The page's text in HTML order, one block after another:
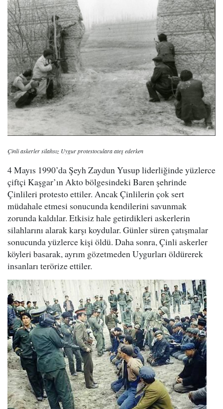
Çinli askerler silahsız Uygur protestoculara ateş ederken
4 Mayıs 1990’da Şeyh Zaydun Yusup liderliğinde yüzlerce
çiftçi Kaşgar’ın Akto bölgesindeki Baren şehrinde
Çinlileri protesto ettiler. Ancak Çinlilerin çok sert
müdahale etmesi sonucunda kendilerini savunmak
zorunda kaldılar. Etkisiz hale getirdikleri askerlerin
silahlarını alarak karşı koydular. Günler süren çatışmalar
sonucunda yüzlerce kişi öldü. Daha sonra, Çinli askerler
köyleri basarak, ayrım gözetmeden Uygurları öldürerek
insanları terörize ettiler.